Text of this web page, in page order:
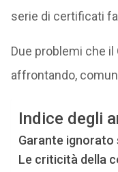
serie di certificati
Due problemi che
affrontando,
Indice degli
Garante ignorato
Le criticità della